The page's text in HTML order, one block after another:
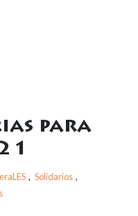
para
, Solidarios ,